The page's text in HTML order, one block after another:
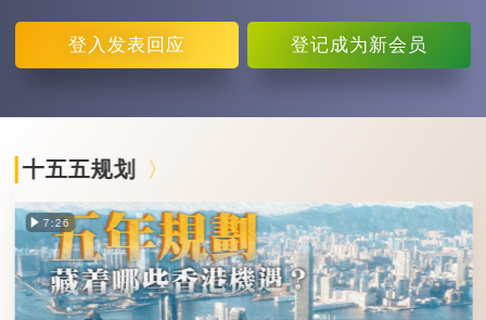
登入 发表回应 登记成为新会员
十五五规划
7:26